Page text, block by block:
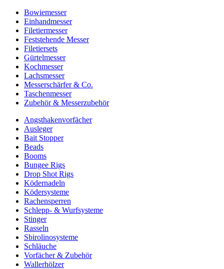
Bowiemesser
Einhandmesser
Filetiermesser
Feststehende Messer
Filetiersets
Gürtelmesser
Kochmesser
Lachsmesser
Messerschärfer & Co.
Taschenmesser
Zubehör & Messerzubehör
Angsthakenvorfächer
Ausleger
Bait Stopper
Beads
Booms
Bungee Rigs
Drop Shot Rigs
Ködernadeln
Ködersysteme
Rachensperren
Schlepp- & Wurfsysteme
Stinger
Rasseln
Sbirolinosysteme
Schläuche
Vorfächer & Zubehör
Wallerhölzer